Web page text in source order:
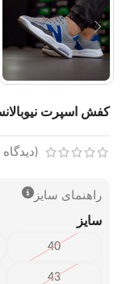
کفش اسپرت نیوبالانس
(دیدگاه
راهنمای سایز
سایز
40
43